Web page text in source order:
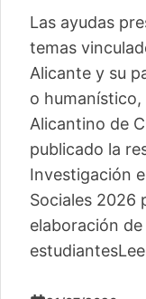
Las ayudas
temas
Alicante y su
o
Alicantino de
publicado la
Investigación
Sociales 2026
elaboración
estudiantes